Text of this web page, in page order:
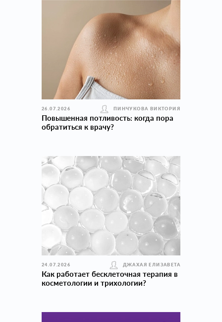
26.07.2026 ПИНЧУКОВА ВИКТОРИЯ
Повышенная потливость: когда пора
обратиться к врачу?
24.07.2026 ДЖАХАЯ ЕЛИЗАВЕТА
Как работает бесклеточная терапия в
косметологии и трихологии?